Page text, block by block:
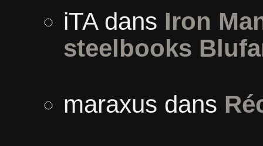
iTAdans Iron
steelbooks
maraxus dans